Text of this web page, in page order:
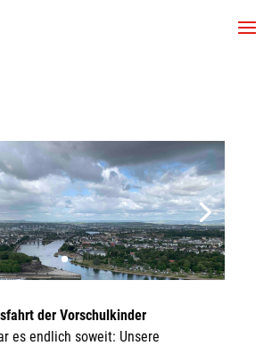
der Vorschulkinder
es endlich soweit: Unsere